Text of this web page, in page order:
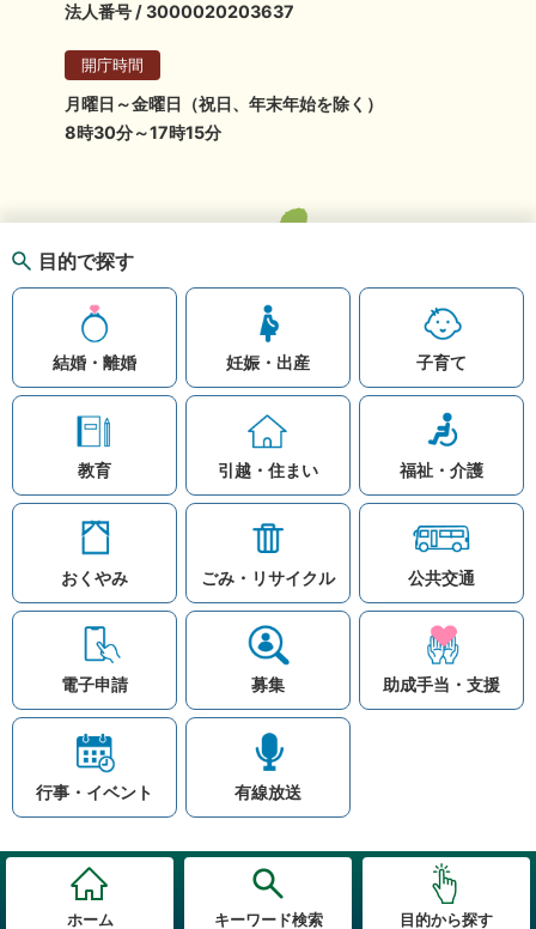
ホーム キーワード検索 目的から探す
知りたい情報を検索
注目ワード
公共交通
入札
高齢者福祉 補助金
目的で探す
結婚・離婚 妊娠・出産 子育て
教育 引越・住まい 福祉・介護
おくやみ ごみ・リサイクル 公共交通
電子申請 募集 助成手当・支援
行事・イベント 有線放送
法人番号 / 3000020203637
開庁時間
月曜日～金曜日（祝日、年末年始を除く）
8時30分～17時15分
お問い合わせ
リンク集
このホームページ
著作権と免責事項につ
プライバシーポリシー
© Village Hara